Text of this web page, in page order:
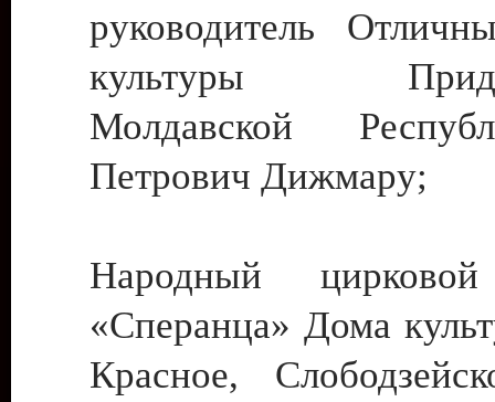
руководитель
культуры
Молдавской
Петрович Дижмару;
Народный цирковой
«Сперанца» Дома
Красное,